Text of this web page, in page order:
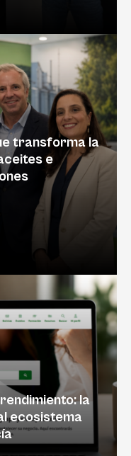
transforma la
e
la
ecosistema